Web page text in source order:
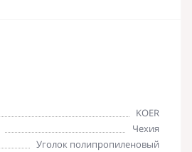
KOER
Чехия
Уголок полипропиленовый